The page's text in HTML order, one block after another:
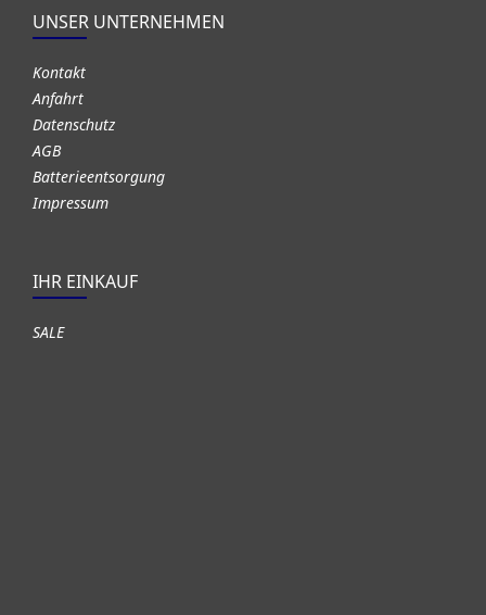
UNSER UNTERNEHMEN
Kontakt
Anfahrt
Datenschutz
AGB
Batterieentsorgung
Impressum
IHR EINKAUF
SALE